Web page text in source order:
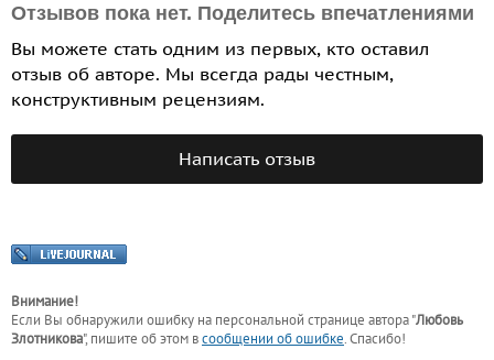
Отзывов пока нет. Поделитесь впечатлениями
Вы можете стать одним из первых, кто оставил
отзыв об авторе. Мы всегда рады честным,
конструктивным рецензиям.
Написать отзыв
Внимание!
Если Вы обнаружили ошибку на персональной странице автора "Любовь
Злотникова", пишите об этом всообщении об ошибке. Спасибо!